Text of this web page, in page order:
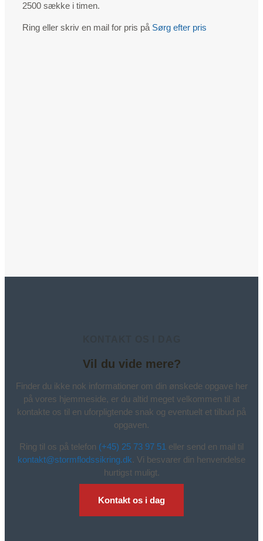
2500 sække i timen.
Ring eller skriv en mail for pris på Sørg efter pris
Vil du vide mere?
Finder du ikke nok informationer om din ønskede opgave her
på vores hjemmeside, er du altid meget velkommen til at
kontakte os til en uforpligtende snak og eventuelt et tilbud på
opgaven.
Ring til os på telefon (+45) 25 73 97 51 eller send en mail til
kontakt@stormflodssikring.dk. Vi besvarer din henvendelse
hurtigst muligt.
Kontakt os i dag